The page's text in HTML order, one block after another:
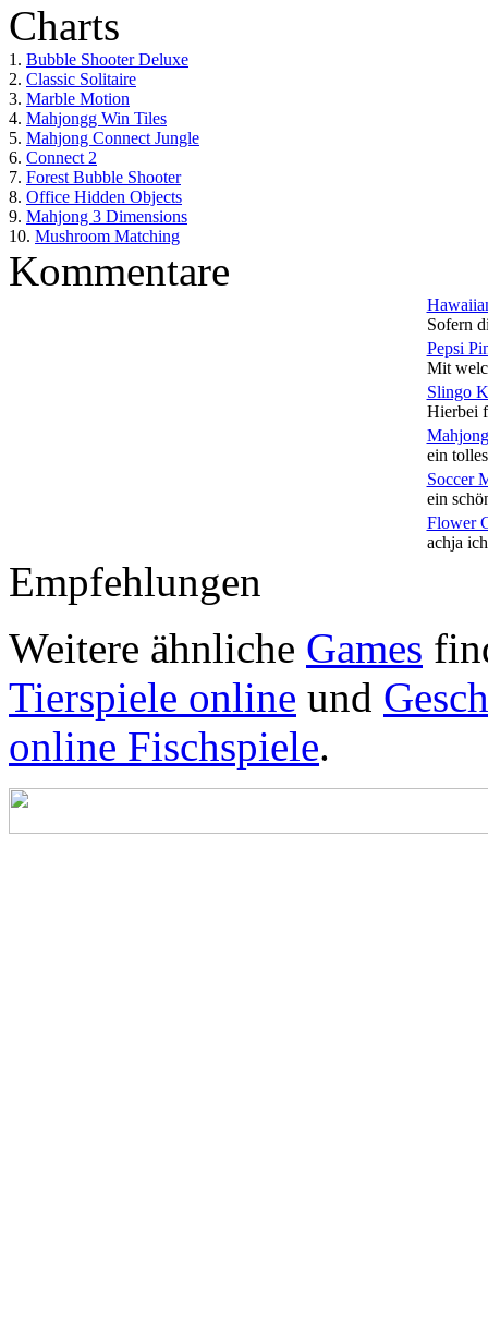
Charts
1. Bubble Shooter Deluxe
2. Classic Solitaire
3. Marble Motion
4. Mahjongg Win Tiles
5. Mahjong Connect Jungle
6. Connect 2
7. Forest Bubble Shooter
8. Office Hidden Objects
9. Mahjong 3 Dimensions
10. Mushroom Matching
Kommentare
Sofern
Pepsi
Mit
Slingo
Hierbei
ein
Soccer
ein
Flower
achja
Empfehlungen
Weitere ähnliche Games
Tierspiele online und
online Fischspiele.